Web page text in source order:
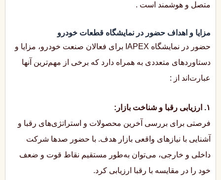
متصل و هوشمند است .
مزایا و اهداف حضور در نمایشگاه قطعات خودرو
حضور در نمایشگاه IAPEX برای فعالان صنعت خودرو، مزایا و
دستاوردهای متعددی به همراه دارد که برخی از مهم‌ترین آنها
عبارت‌اند از :
۱. ارزیابی رقبا و شناخت بازار:
فرصتی برای بررسی آخرین محصولات و استراتژی‌های رقبا و
آشنایی با نیازهای واقعی بازار هدف. با حضور صدها شرکت
داخلی و خارجی، می‌توان به‌طور مستقیم نقاط قوت و ضعف
خود را در مقایسه با رقبا ارزیابی کرد.